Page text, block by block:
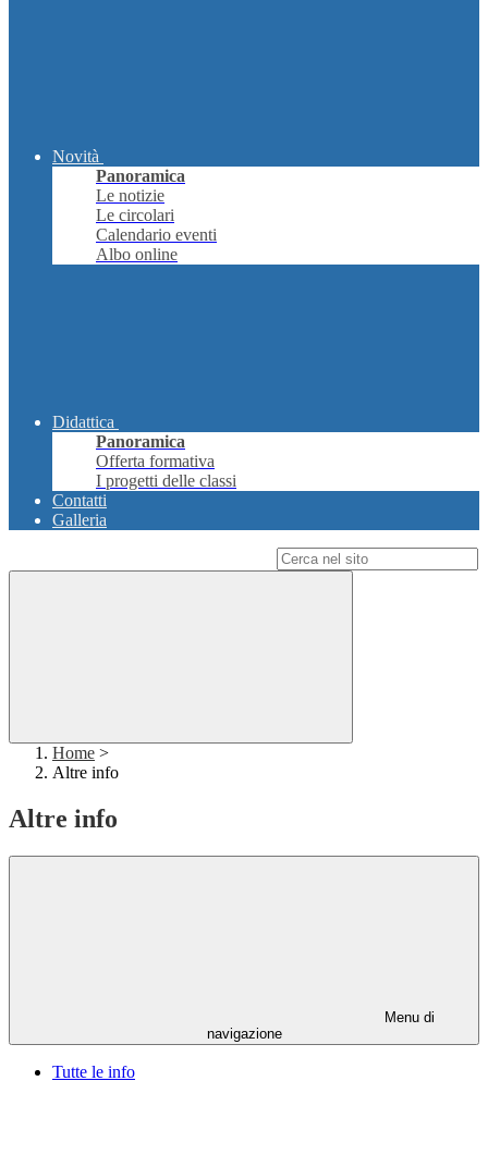
Novità
Panoramica
Le notizie
Le circolari
Calendario eventi
Albo online
Didattica
Panoramica
Offerta formativa
I progetti delle classi
Contatti
Galleria
Home >
Altre info
Altre info
Menu di
navigazione
Tutte le info